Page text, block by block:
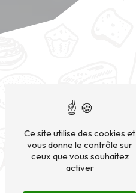
Ce site utilise des cookies et
vous donne le contrôle sur
ceux que vous souhaitez
activer